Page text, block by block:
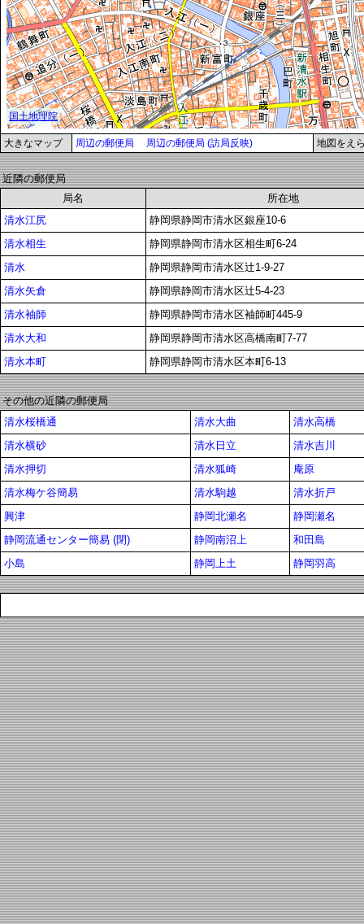
大きなマップ 周辺の郵便局 周辺の郵便局 (訪局反映) 地図をえ
近隣の郵便局
局名
所在地
清水江尻
静岡県静岡市清水区銀座10-6
清水相生
静岡県静岡市清水区相生町6-24
清水
静岡県静岡市清水区辻1-9-27
清水矢倉
静岡県静岡市清水区辻5-4-23
清水袖師
静岡県静岡市清水区袖師町445-9
清水大和
静岡県静岡市清水区高橋南町7-77
清水本町
静岡県静岡市清水区本町6-13
その他の近隣の郵便局
清水桜橋通
清水大曲
清水高橋
清水横砂
清水日立
清水吉川
清水押切
清水狐崎
庵原
清水梅ケ谷簡易
清水駒越
清水折戸
興津
静岡北瀬名
静岡瀬名
静岡流通センター簡易 (閉)
静岡南沼上
和田島
小島
静岡上土 静岡羽高